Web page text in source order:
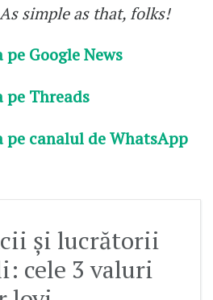
simple as that, folks!
Google News
pe Threads
pe canalul de WhatsApp
și lucrătorii
cele 3 valuri